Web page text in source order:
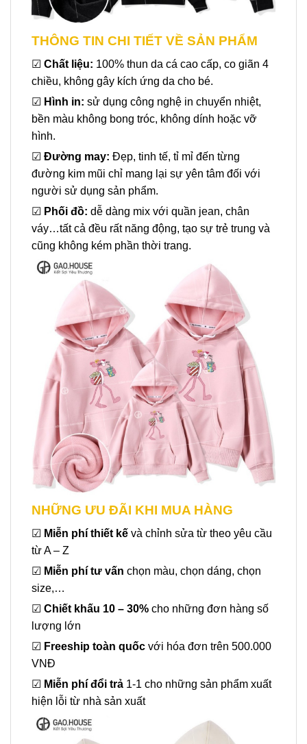
THÔNG TIN CHI TIẾT VỀ SẢN PHẨM
☑ Chất liệu: 100% thun da cá cao cấp, co giãn 4
chiều, không gây kích ứng da cho bé.
☑ Hình in: sử dụng công nghệ in chuyển nhiệt,
bền màu không bong tróc, không dính hoặc vỡ
hình.
☑ Đường may: Đẹp, tinh tế, tỉ mỉ đến từng
đường kim mũi chỉ mang lại sự yên tâm đối với
người sử dụng sản phẩm.
☑ Phối đồ: dễ dàng mix với quần jean, chân
váy…tất cả đều rất năng động, tạo sự trẻ trung và
cũng không kém phần thời trang.
NHỮNG ƯU ĐÃI KHI MUA HÀNG
☑ Miễn phí thiết kế và chỉnh sửa từ theo yêu cầu
từ A – Z
☑ Miễn phí tư vấn chọn màu, chọn dáng, chọn
size,…
☑ Chiết khấu 10 – 30% cho những đơn hàng số
lượng lớn
☑ Freeship toàn quốc với hóa đơn trên 500.000
VNĐ
☑ Miễn phí đổi trả 1-1 cho những sản phẩm xuất
hiện lỗi từ nhà sản xuất